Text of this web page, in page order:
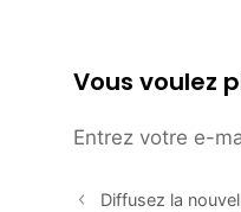
Vous voulez
Entrez votre e-
Diffusez la